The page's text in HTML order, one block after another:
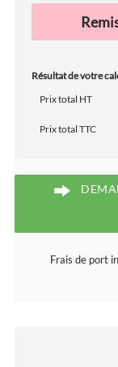
Résultat de votre
Prix total HT
Prix total TTC
Frais de port